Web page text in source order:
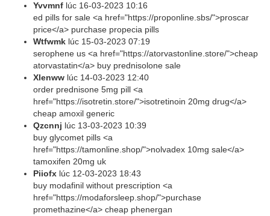
Yvvmnf lúc 16-03-2023 10:16
ed pills for sale <a href="https://proponline.sbs/">proscar
price</a> purchase propecia pills
Wtfwmk lúc 15-03-2023 07:19
serophene us <a href="https://atorvastonline.store/">cheap
atorvastatin</a> buy prednisolone sale
Xlenww lúc 14-03-2023 12:40
order prednisone 5mg pill <a
href="https://isotretin.store/">isotretinoin 20mg drug</a>
cheap amoxil generic
Qzcnnj lúc 13-03-2023 10:39
buy glycomet pills <a
href="https://tamonline.shop/">nolvadex 10mg sale</a>
tamoxifen 20mg uk
Piiofx lúc 12-03-2023 18:43
buy modafinil without prescription <a
href="https://modaforsleep.shop/">purchase
promethazine</a> cheap phenergan